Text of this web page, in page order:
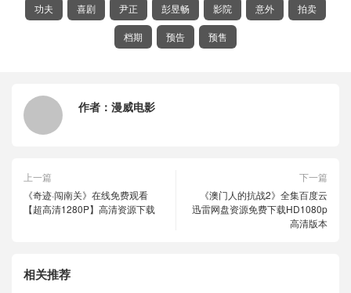
功夫 喜剧 尹正 彭昱畅 影院 意外 拍卖
档期 预告 预售
作者： 漫威电影
上一篇
《奇迹·闯南关》在线免费观看
【超高清1280P】高清资源下载
下一篇
《澳门人的抗战2》全集百度云
迅雷网盘资源免费下载HD1080p
高清版本
相关推荐